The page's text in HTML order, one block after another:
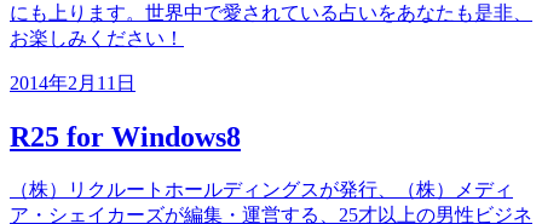
にも上ります。世界中で愛されている占いをあなたも是非、
お楽しみください！
2014年2月11日
R25 for Windows8
（株）リクルートホールディングスが発行、（株）メディ
ア・シェイカーズが編集・運営する、25才以上の男性ビジネ